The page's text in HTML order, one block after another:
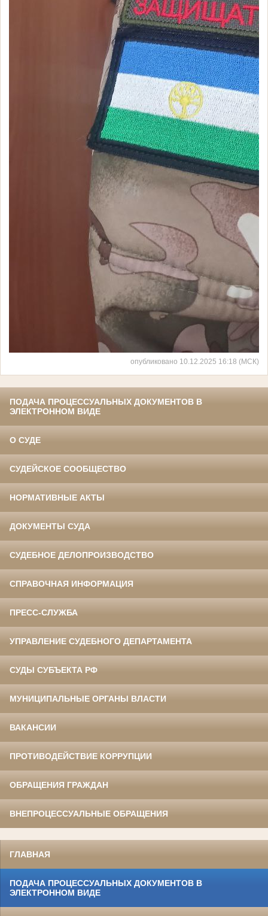
опубликовано 10.12.2025 16:18 (МСК)
ПОДАЧА ПРОЦЕССУАЛЬНЫХ ДОКУМЕНТОВ В
ЭЛЕКТРОННОМ ВИДЕ
О СУДЕ
СУДЕЙСКОЕ СООБЩЕСТВО
НОРМАТИВНЫЕ АКТЫ
ДОКУМЕНТЫ СУДА
СУДЕБНОЕ ДЕЛОПРОИЗВОДСТВО
СПРАВОЧНАЯ ИНФОРМАЦИЯ
ПРЕСС-СЛУЖБА
УПРАВЛЕНИЕ СУДЕБНОГО ДЕПАРТАМЕНТА
СУДЫ СУБЪЕКТА РФ
МУНИЦИПАЛЬНЫЕ ОРГАНЫ ВЛАСТИ
ВАКАНСИИ
ПРОТИВОДЕЙСТВИЕ КОРРУПЦИИ
ОБРАЩЕНИЯ ГРАЖДАН
ВНЕПРОЦЕССУАЛЬНЫЕ ОБРАЩЕНИЯ
ГЛАВНАЯ
ПОДАЧА ПРОЦЕССУАЛЬНЫХ ДОКУМЕНТОВ В
ЭЛЕКТРОННОМ ВИДЕ